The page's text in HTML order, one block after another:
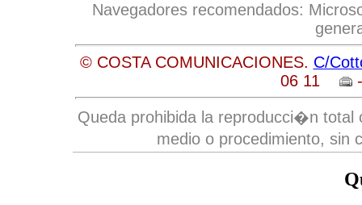
Navegadores recomendados:
© COSTA COMUNICACIONES. C/
06 11
-
Queda prohibida la reproducci�n total
medio o procedimiento, sin